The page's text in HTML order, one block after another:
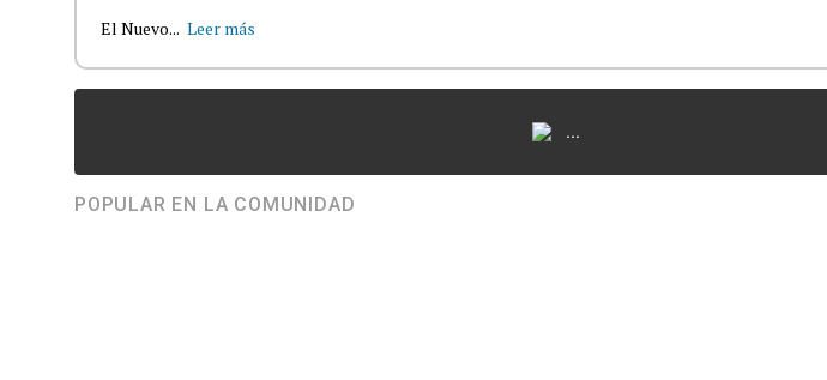
El Nuevo... Leer más
...
POPULAR EN LA COMUNIDAD